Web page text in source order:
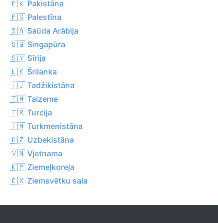
🇵🇰 Pakistāna
🇵🇸 Palestīna
🇸🇦 Saūda Arābija
🇸🇬 Singapūra
🇸🇾 Sīrija
🇱🇰 Šrilanka
🇹🇯 Tadžikistāna
🇹🇭 Taizeme
🇹🇷 Turcija
🇹🇲 Turkmenistāna
🇺🇿 Uzbekistāna
🇻🇳 Vjetnama
🇰🇵 Ziemeļkoreja
🇨🇽 Ziemsvētku sala